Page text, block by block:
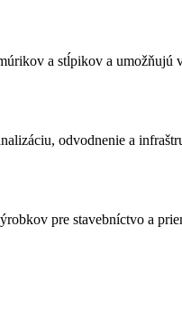
a stĺpikov a
odvodnenie a
pre stavebníctvo a